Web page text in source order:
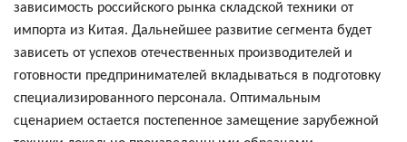
зависимость российского рынка складской техники от
импорта из Китая. Дальнейшее развитие сегмента будет
зависеть от успехов отечественных производителей и
готовности предпринимателей вкладываться в подготовку
специализированного персонала. Оптимальным
сценарием остается постепенное замещение зарубежной